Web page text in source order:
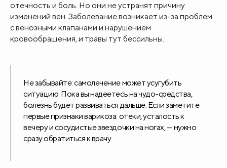
отечность и боль. Но они не устранят причину
изменений вен. Заболевание возникает из-за проблем
с венозными клапанами и нарушением
кровообращения, и травы тут бессильны.
Не забывайте: самолечение может усугубить
ситуацию. Пока вы надеетесь на чудо-средства,
болезнь будет развиваться дальше. Если заметите
первые признаки варикоза: отеки, усталость к
вечеру и сосудистые звездочки на ногах, — нужно
сразу обратиться к врачу.